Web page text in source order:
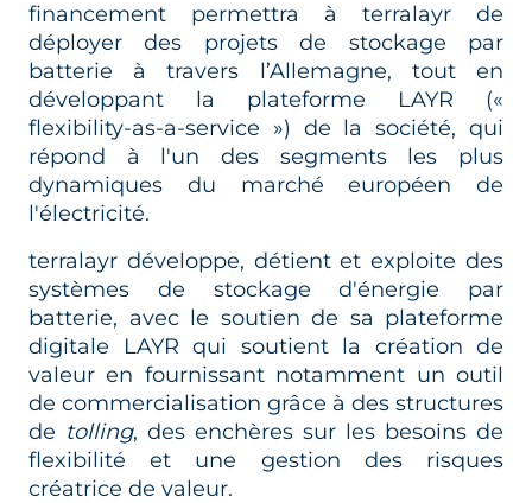
financement permettra à terralayr de
déployer des projets de stockage par
batterie à travers l’Allemagne, tout en
développant la plateforme LAYR («
flexibility-as-a-service ») de la société, qui
répond à l'un des segments les plus
dynamiques du marché européen de
l'électricité.
terralayr développe, détient et exploite des
systèmes de stockage d'énergie par
batterie, avec le soutien de sa plateforme
digitale LAYR qui soutient la création de
valeur en fournissant notamment un outil
de commercialisation grâce à des structures
de tolling, des enchères sur les besoins de
flexibilité et une gestion des risques
créatrice de valeur.